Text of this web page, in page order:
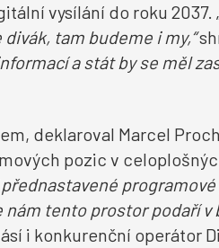
vysílání do roku 2037.
tam budeme i my,“
a stát by se měl
deklaroval Marcel
pozic v
tento prostor podaří v
i konkurenční operátor